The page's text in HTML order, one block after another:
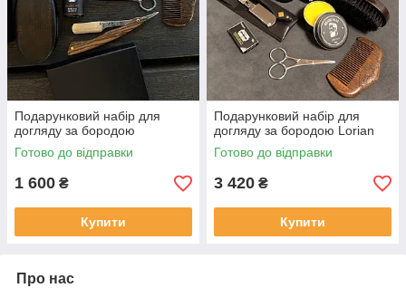
Подарунковий набір для
догляду за бородою
Готово до відправки
1 600 ₴
Купити
Подарунковий набір для
догляду за бородою Lorian
Готово до відправки
3 420 ₴
Купити
Про нас